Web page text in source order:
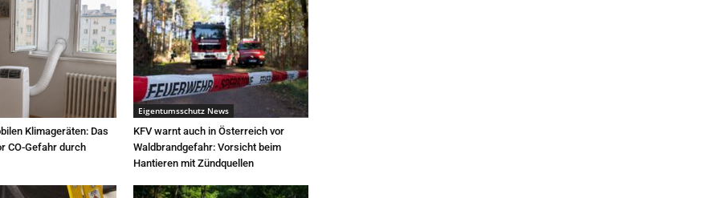
Klimageräten: Das
CO-Gefahr durch
Eigentumsschutz News
KFV warnt auch in Österreich vor
Waldbrandgefahr: Vorsicht beim
Hantieren mit Zündquellen